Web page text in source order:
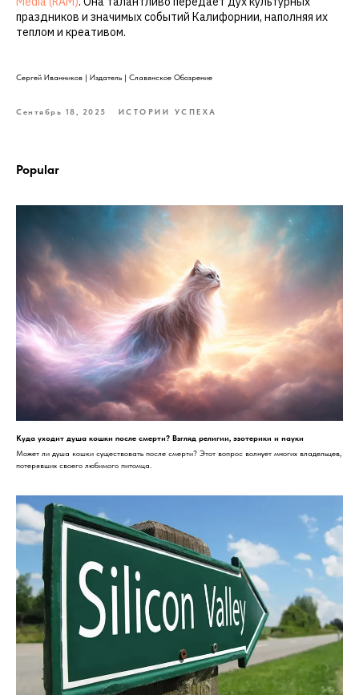
праздников и значимых событий Калифорнии, наполняя их
теплом и креативом.
Сергей Иванников | Издатель | Славянское Обозрение
Сентябрь 18, 2025 ИСТОРИИ УСПЕХА
Popular
Куда уходит душа кошки после смерти? Взгляд религии, эзотерики и науки
Может ли душа кошки существовать после смерти? Этот вопрос волнует многих владельцев,
потерявших своего любимого питомца.